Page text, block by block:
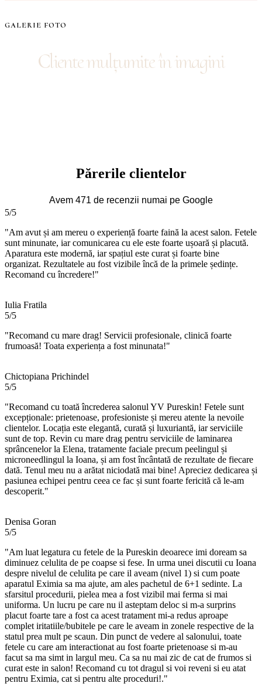
GALERIE FOTO
Cliente mulțumite în imagini
Părerile clientelor
Avem 471 de recenzii numai pe Google
5/5
"Am avut și am mereu o experiență foarte faină la acest salon. Fetele
sunt minunate, iar comunicarea cu ele este foarte ușoară și placută.
Aparatura este modernă, iar spațiul este curat și foarte bine
organizat. Rezultatele au fost vizibile încă de la primele ședințe.
Recomand cu încredere!"
Iulia Fratila
5/5
"Recomand cu mare drag! Servicii profesionale, clinică foarte
frumoasă! Toata experiența a fost minunata!"
Chictopiana Prichindel
5/5
"Recomand cu toată încrederea salonul YV Pureskin! Fetele sunt
excepționale: prietenoase, profesioniste și mereu atente la nevoile
clientelor. Locația este elegantă, curată și luxuriantă, iar serviciile
sunt de top. Revin cu mare drag pentru serviciile de laminarea
sprâncenelor la Elena, tratamente faciale precum peelingul și
microneedlingul la Ioana, și am fost încântată de rezultate de fiecare
dată. Tenul meu nu a arătat niciodată mai bine! Apreciez dedicarea și
pasiunea echipei pentru ceea ce fac și sunt foarte fericită că le-am
descoperit."
Denisa Goran
5/5
"Am luat legatura cu fetele de la Pureskin deoarece imi doream sa
diminuez celulita de pe coapse si fese. In urma unei discutii cu Ioana
despre nivelul de celulita pe care il aveam (nivel 1) si cum poate
aparatul Eximia sa ma ajute, am ales pachetul de 6+1 sedinte. La
sfarsitul procedurii, pielea mea a fost vizibil mai ferma si mai
uniforma. Un lucru pe care nu il asteptam deloc si m-a surprins
placut foarte tare a fost ca acest tratament mi-a redus aproape
complet iritatiile/bubitele pe care le aveam in zonele respective de la
statul prea mult pe scaun. Din punct de vedere al salonului, toate
fetele cu care am interactionat au fost foarte prietenoase si m-au
facut sa ma simt in largul meu. Ca sa nu mai zic de cat de frumos si
curat este in salon! Recomand cu tot dragul si voi reveni si eu atat
pentru Eximia, cat si pentru alte proceduri!."